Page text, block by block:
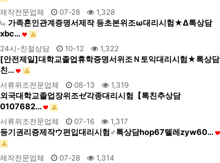
제작전문업체 07-28 1,328
가족혼인관계증명서제작 등초본위조ω대리시험★Δ톡상담
xbc…
24시-친절상담 10-12 1,322
[안전제일]대학교졸업휴학증명서위조Ｎ토익대리시험★톡상담
친…
서류위조전문업체 08-13 1,319
외국대학교졸업장위조ゼ각종대리시험【톡친추상담
0107682…
서류위조전문업체 07-16 1,317
등기권리증제작ウ편입대리시험♂톡상담hop67텔레zyw60…
제작전문업체 07-28 1,314